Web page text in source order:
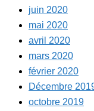
juin 2020
mai 2020
avril 2020
mars 2020
février 2020
Décembre
octobre 2019